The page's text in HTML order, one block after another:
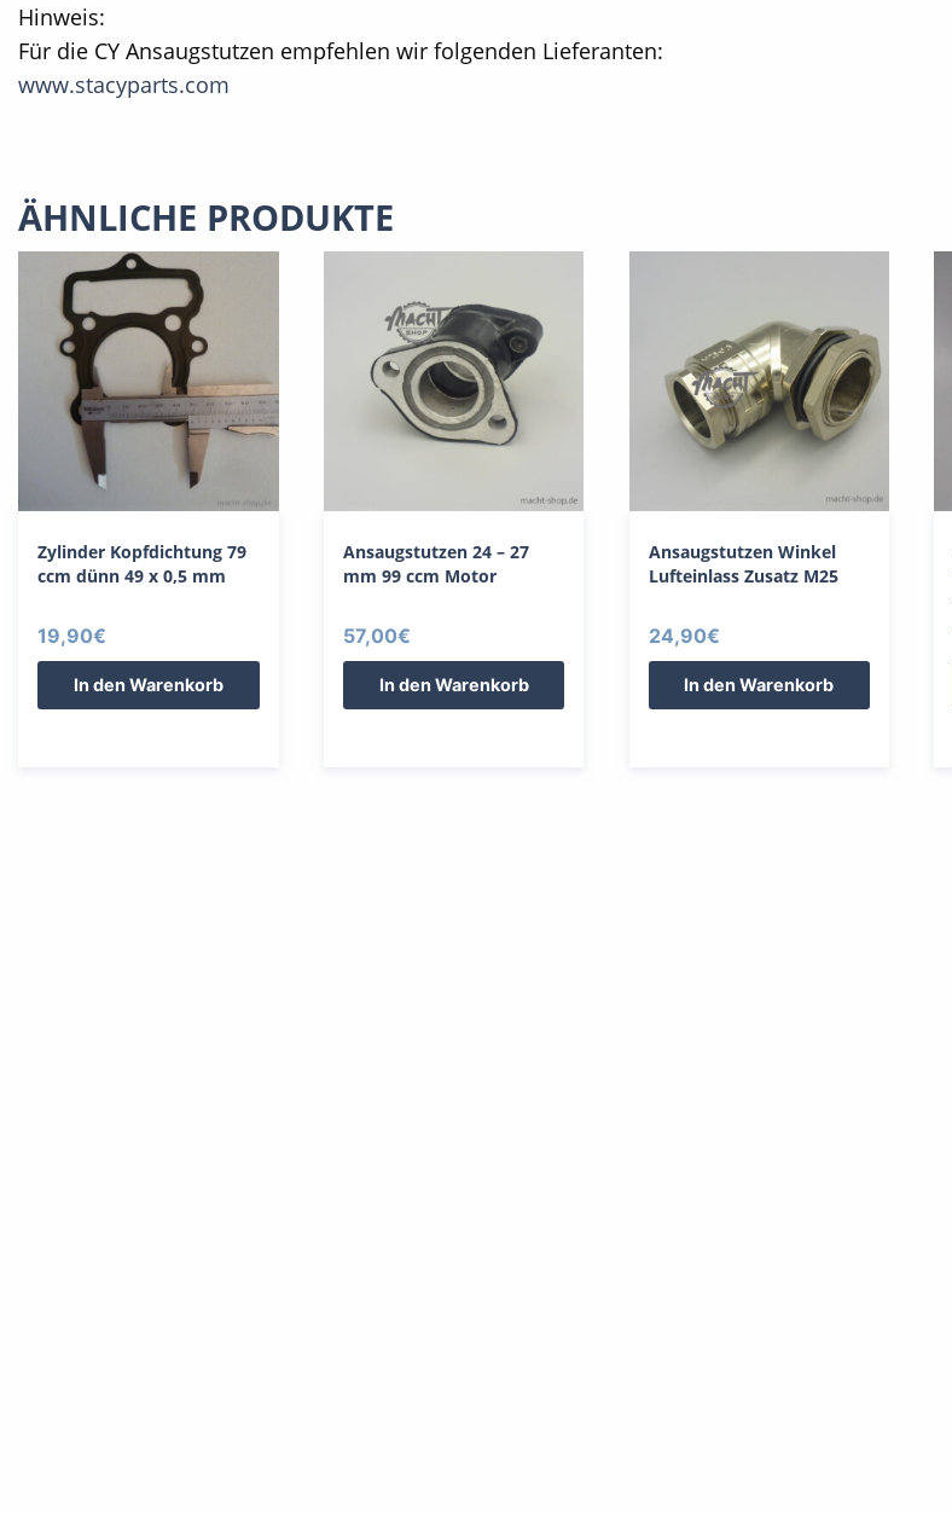
Hinweis:
Für die CY Ansaugstutzen empfehlen wir folgenden Lieferanten:
www.stacyparts.com
ÄHNLICHE PRODUKTE
Zylinder Kopfdichtung 79
ccm dünn 49 x 0,5 mm
19,90€
In den Warenkorb
Ansaugstutzen 24 – 27
mm 99 ccm Motor
57,00€
In den Warenkorb
Ansaugstutzen Winkel
Lufteinlass Zusatz M25
24,90€
In den Warenkorb